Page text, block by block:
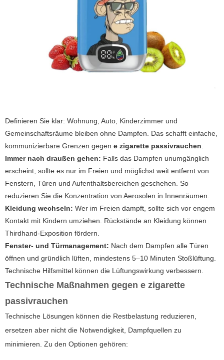
Definieren Sie klar: Wohnung, Auto, Kinderzimmer und
Gemeinschaftsräume bleiben ohne Dampfen. Das schafft einfache,
kommunizierbare Grenzen gegen e zigarette passivrauchen.
Immer nach draußen gehen: Falls das Dampfen unumgänglich
erscheint, sollte es nur im Freien und möglichst weit entfernt von
Fenstern, Türen und Aufenthaltsbereichen geschehen. So
reduzieren Sie die Konzentration von Aerosolen in Innenräumen.
Kleidung wechseln: Wer im Freien dampft, sollte sich vor engem
Kontakt mit Kindern umziehen. Rückstände an Kleidung können
Thirdhand-Exposition fördern.
Fenster- und Türmanagement: Nach dem Dampfen alle Türen
öffnen und gründlich lüften, mindestens 5–10 Minuten Stoßlüftung.
Technische Hilfsmittel können die Lüftungswirkung verbessern.
Technische Maßnahmen gegen e zigarette
passivrauchen
Technische Lösungen können die Restbelastung reduzieren,
ersetzen aber nicht die Notwendigkeit, Dampfquellen zu
minimieren. Zu den Optionen gehören: